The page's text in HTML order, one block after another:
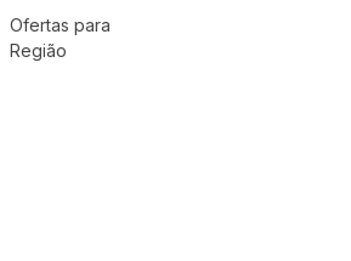
Ofertas para
Região